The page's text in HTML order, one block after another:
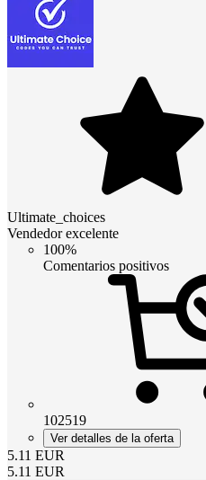
Ultimate_choices
Vendedor excelente
100%
Comentarios positivos
102519
Ver detalles de la oferta
5.11 EUR
5.11 EUR